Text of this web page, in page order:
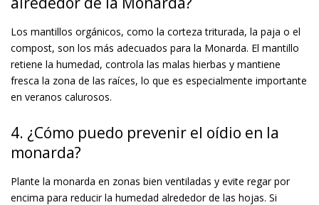
Los mantillos orgánicos, como la corteza triturada, la paja o el
compost, son los más adecuados para la Monarda. El mantillo
retiene la humedad, controla las malas hierbas y mantiene
fresca la zona de las raíces, lo que es especialmente importante
en veranos calurosos.
4. ¿Cómo puedo prevenir el oídio en la
monarda?
Plante la monarda en zonas bien ventiladas y evite regar por
encima para reducir la humedad alrededor de las hojas. Si